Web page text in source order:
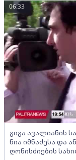
გიგა ავალიანის
ნია იმნაძესა და
ღონისძიების
06:33